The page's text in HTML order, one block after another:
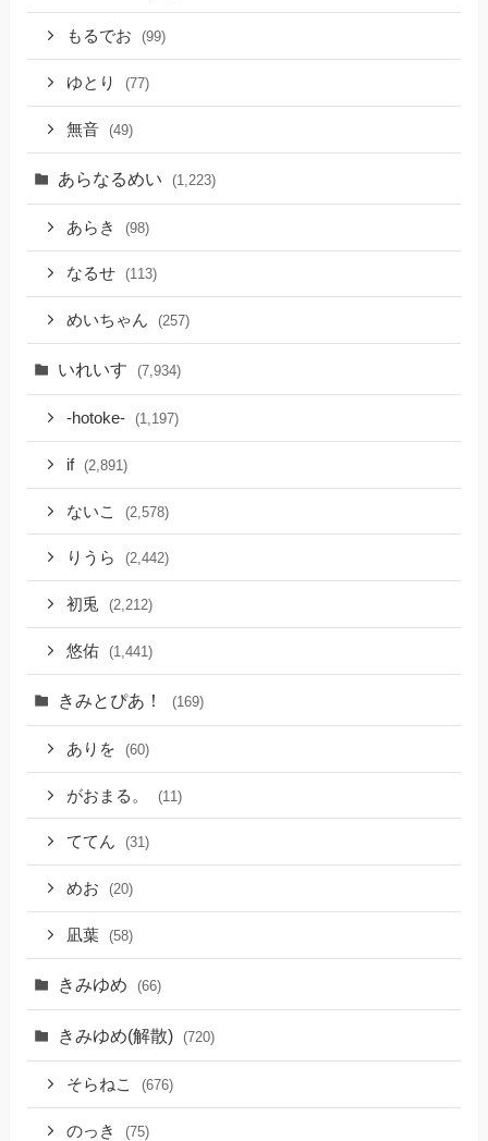
もるでお (99)
ゆとり (77)
無音 (49)
あらなるめい (1,223)
あらき (98)
なるせ (113)
めいちゃん (257)
いれいす (7,934)
-hotoke- (1,197)
if (2,891)
ないこ (2,578)
りうら (2,442)
初兎 (2,212)
悠佑 (1,441)
きみとぴあ！ (169)
ありを (60)
がおまる。 (11)
ててん (31)
めお (20)
凪葉 (58)
きみゆめ (66)
きみゆめ(解散) (720)
そらねこ (676)
のっき (75)